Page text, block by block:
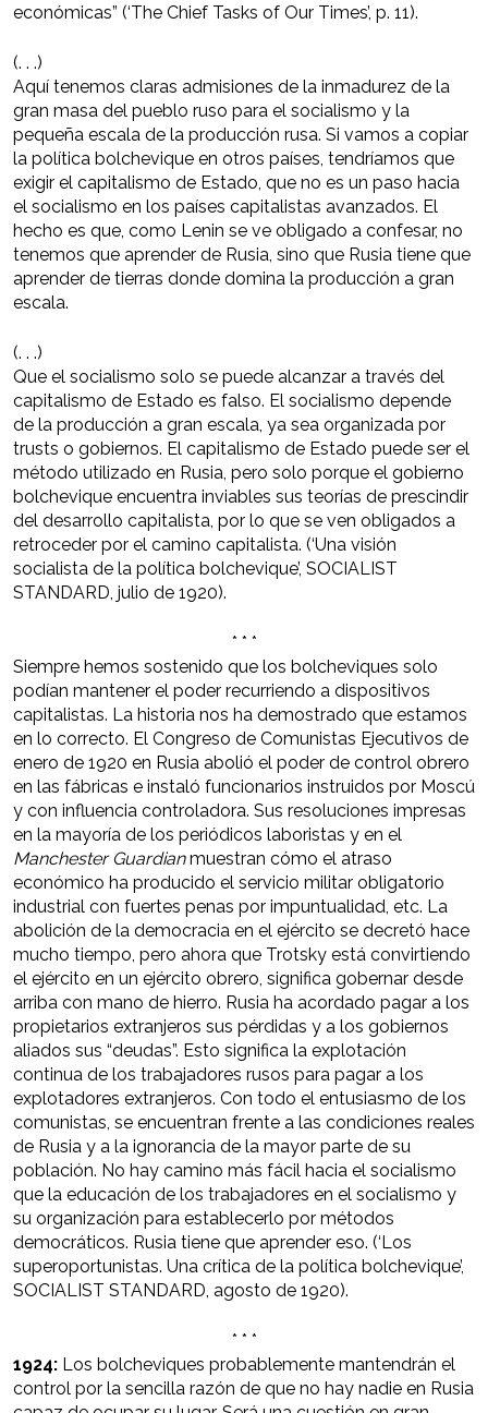
económicas” (‘The Chief Tasks of Our Times’, p. 11).
(. . .)
Aquí tenemos claras admisiones de la inmadurez de la
gran masa del pueblo ruso para el socialismo y la
pequeña escala de la producción rusa. Si vamos a copiar
la política bolchevique en otros países, tendríamos que
exigir el capitalismo de Estado, que no es un paso hacia
el socialismo en los países capitalistas avanzados. El
hecho es que, como Lenin se ve obligado a confesar, no
tenemos que aprender de Rusia, sino que Rusia tiene que
aprender de tierras donde domina la producción a gran
escala.
(. . .)
Que el socialismo solo se puede alcanzar a través del
capitalismo de Estado es falso. El socialismo depende
de la producción a gran escala, ya sea organizada por
trusts o gobiernos. El capitalismo de Estado puede ser el
método utilizado en Rusia, pero solo porque el gobierno
bolchevique encuentra inviables sus teorías de prescindir
del desarrollo capitalista, por lo que se ven obligados a
retroceder por el camino capitalista. (‘Una visión
socialista de la política bolchevique’, SOCIALIST
STANDARD, julio de 1920).
* * *
Siempre hemos sostenido que los bolcheviques solo
podían mantener el poder recurriendo a dispositivos
capitalistas. La historia nos ha demostrado que estamos
en lo correcto. El Congreso de Comunistas Ejecutivos de
enero de 1920 en Rusia abolió el poder de control obrero
en las fábricas e instaló funcionarios instruidos por Moscú
y con influencia controladora. Sus resoluciones impresas
en la mayoría de los periódicos laboristas y en el
Manchester Guardianmuestran cómo el atraso
económico ha producido el servicio militar obligatorio
industrial con fuertes penas por impuntualidad, etc. La
abolición de la democracia en el ejército se decretó hace
mucho tiempo, pero ahora que Trotsky está convirtiendo
el ejército en un ejército obrero, significa gobernar desde
arriba con mano de hierro. Rusia ha acordado pagar a los
propietarios extranjeros sus pérdidas y a los gobiernos
aliados sus “deudas”. Esto significa la explotación
continua de los trabajadores rusos para pagar a los
explotadores extranjeros. Con todo el entusiasmo de los
comunistas, se encuentran frente a las condiciones reales
de Rusia y a la ignorancia de la mayor parte de su
población. No hay camino más fácil hacia el socialismo
que la educación de los trabajadores en el socialismo y
su organización para establecerlo por métodos
democráticos. Rusia tiene que aprender eso. (‘Los
superoportunistas. Una crítica de la política bolchevique’,
SOCIALIST STANDARD, agosto de 1920).
* * *
1924: Los bolcheviques probablemente mantendrán el
control por la sencilla razón de que no hay nadie en Rusia